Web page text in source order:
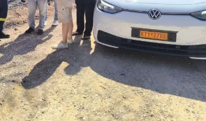
συνεχίσει με κάθε τρόπο να
τις πολιτικές των κυβερνήσεων και
να σχεδιάσουν ολοκληρωμένο
προστασίας, αφήνουν χωρίς
και χωρίς χρηματοδότηση